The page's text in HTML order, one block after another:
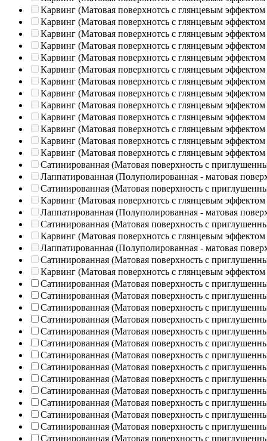
Карвинг (Матовая поверхнотсь с глянцевым эффектом
Карвинг (Матовая поверхнотсь с глянцевым эффектом
Карвинг (Матовая поверхнотсь с глянцевым эффектом
Карвинг (Матовая поверхнотсь с глянцевым эффектом
Карвинг (Матовая поверхнотсь с глянцевым эффектом
Карвинг (Матовая поверхнотсь с глянцевым эффектом
Карвинг (Матовая поверхнотсь с глянцевым эффектом
Карвинг (Матовая поверхнотсь с глянцевым эффектом
Карвинг (Матовая поверхнотсь с глянцевым эффектом
Карвинг (Матовая поверхнотсь с глянцевым эффектом
Карвинг (Матовая поверхнотсь с глянцевым эффектом
Карвинг (Матовая поверхнотсь с глянцевым эффектом
Карвинг (Матовая поверхнотсь с глянцевым эффектом
Сатинированная (Матовая поверхность с
Лаппатированная (Полуполированная - матовая
Сатинированная (Матовая поверхность с
Карвинг (Матовая поверхнотсь с глянцевым эффектом
Лаппатированная (Полуполированная - матовая
Сатинированная (Матовая поверхность с
Карвинг (Матовая поверхнотсь с глянцевым эффектом
Лаппатированная (Полуполированная - матовая
Сатинированная (Матовая поверхность с
Карвинг (Матовая поверхнотсь с глянцевым эффектом
Сатинированная (Матовая поверхность с
Сатинированная (Матовая поверхность с
Сатинированная (Матовая поверхность с
Сатинированная (Матовая поверхность с
Сатинированная (Матовая поверхность с
Сатинированная (Матовая поверхность с
Сатинированная (Матовая поверхность с
Сатинированная (Матовая поверхность с
Сатинированная (Матовая поверхность с
Сатинированная (Матовая поверхность с
Сатинированная (Матовая поверхность с
Сатинированная (Матовая поверхность с
Сатинированная (Матовая поверхность с
Сатинированная (Матовая поверхность с